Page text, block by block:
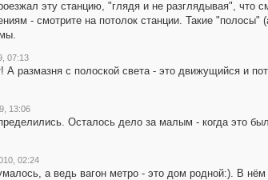
эту станцию, "глядя и не разглядывая",
- смотрите на потолок станции. Такие
07:13
А размазня с полоской света - это движущийся и
13:06
Осталось дело за малым - когда это
02:24
а ведь вагон метро - это дом родной:). В